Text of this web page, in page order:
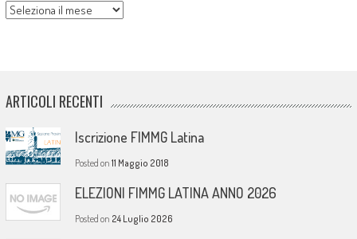
Archivi
ARTICOLI RECENTI
Iscrizione FIMMG Latina
Posted on 11 Maggio 2018
ELEZIONI FIMMG LATINA ANNO 2026
Posted on 24 Luglio 2026